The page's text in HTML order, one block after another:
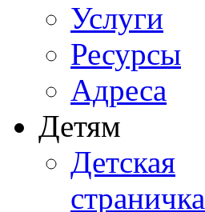
Услуги
Ресурсы
Адреса
Детям
Детская
страничка